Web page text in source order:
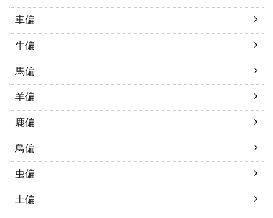
車偏
牛偏
馬偏
羊偏
鹿偏
鳥偏
虫偏
土偏